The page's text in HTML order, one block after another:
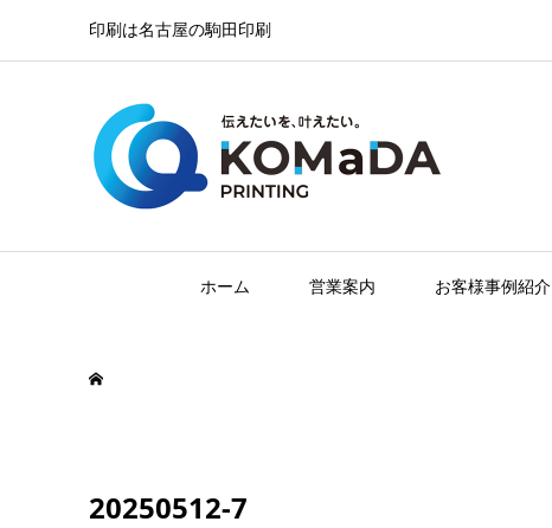
印刷は名古屋の駒田印刷
ホーム 営業案内 お客様事例紹介
20250512-7